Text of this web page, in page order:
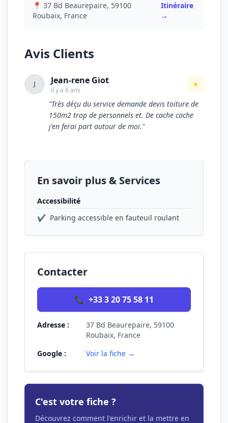
📍 37 Bd Beaurepaire, 59100
Roubaix, France
Itinéraire
→
Avis Clients
J Jean-rene Giot
il y a 6 ans
★
"Très déçu du service demande devis toiture de
150m2 trop de personnels et. De cache cache
j'en ferai part autour de moi."
En savoir plus & Services
Accessibilité
✔ Parking accessible en fauteuil roulant
Contacter
📞 +33 3 20 75 58 11
Adresse :
37 Bd Beaurepaire, 59100
Roubaix, France
Google :
Voir la fiche →
C'est votre fiche ?
Découvrez comment l'enrichir et la mettre en